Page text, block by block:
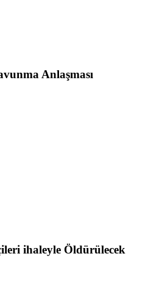
Anlaşması
ihaleyle Öldürülecek